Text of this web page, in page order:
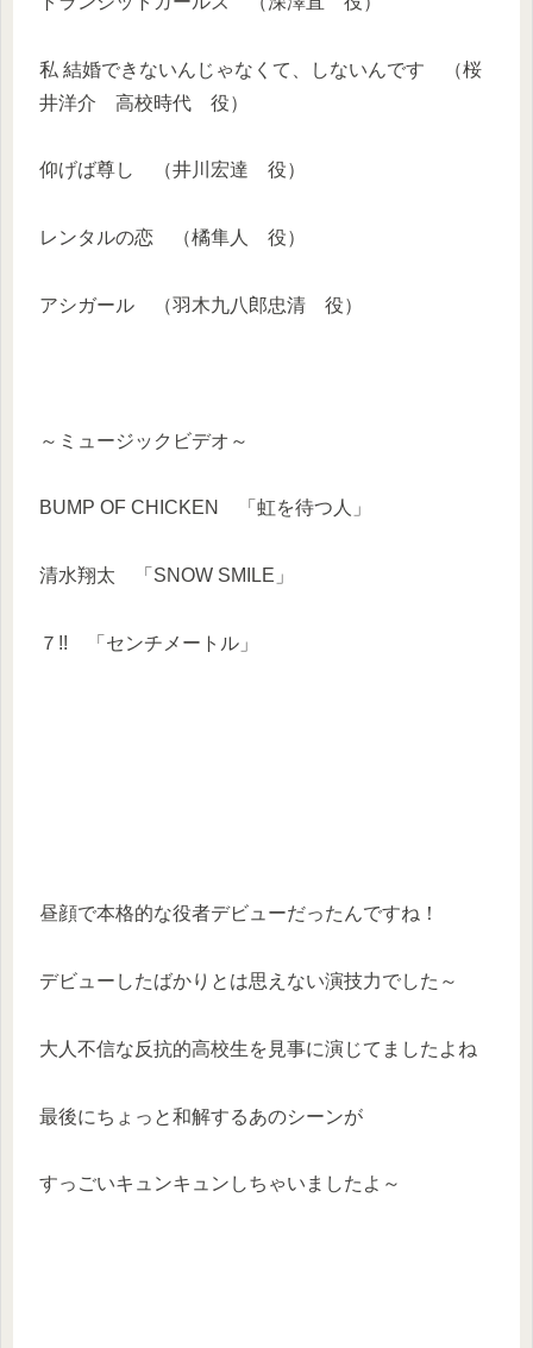
私 結婚できないんじゃなくて、しないんです （桜
井洋介 高校時代 役）
仰げば尊し （井川宏達 役）
レンタルの恋 （橘隼人 役）
アシガール （羽木九八郎忠清 役）
～ミュージックビデオ～
BUMP OF CHICKEN 「虹を待つ人」
清水翔太 「SNOW SMILE」
７!! 「センチメートル」
昼顔で本格的な役者デビューだったんですね！
デビューしたばかりとは思えない演技力でした～
大人不信な反抗的高校生を見事に演じてましたよね
最後にちょっと和解するあのシーンが
すっごいキュンキュンしちゃいましたよ～